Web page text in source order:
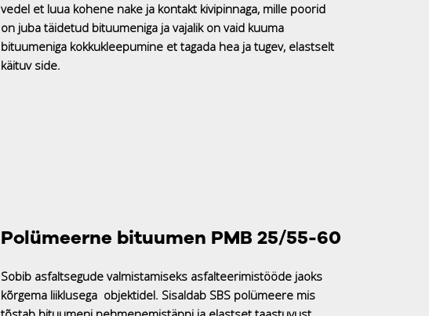
vedel et luua kohene nake ja kontakt kivipinnaga, mille poorid
on juba täidetud bituumeniga ja vajalik on vaid kuuma
bituumeniga kokkukleepumine et tagada hea ja tugev, elastselt
käituv side.
Polümeerne bituumen PMB 25/55-60
Sobib asfaltsegude valmistamiseks asfalteerimistööde jaoks
kõrgema liiklusega objektidel. Sisaldab SBS polümeere mis